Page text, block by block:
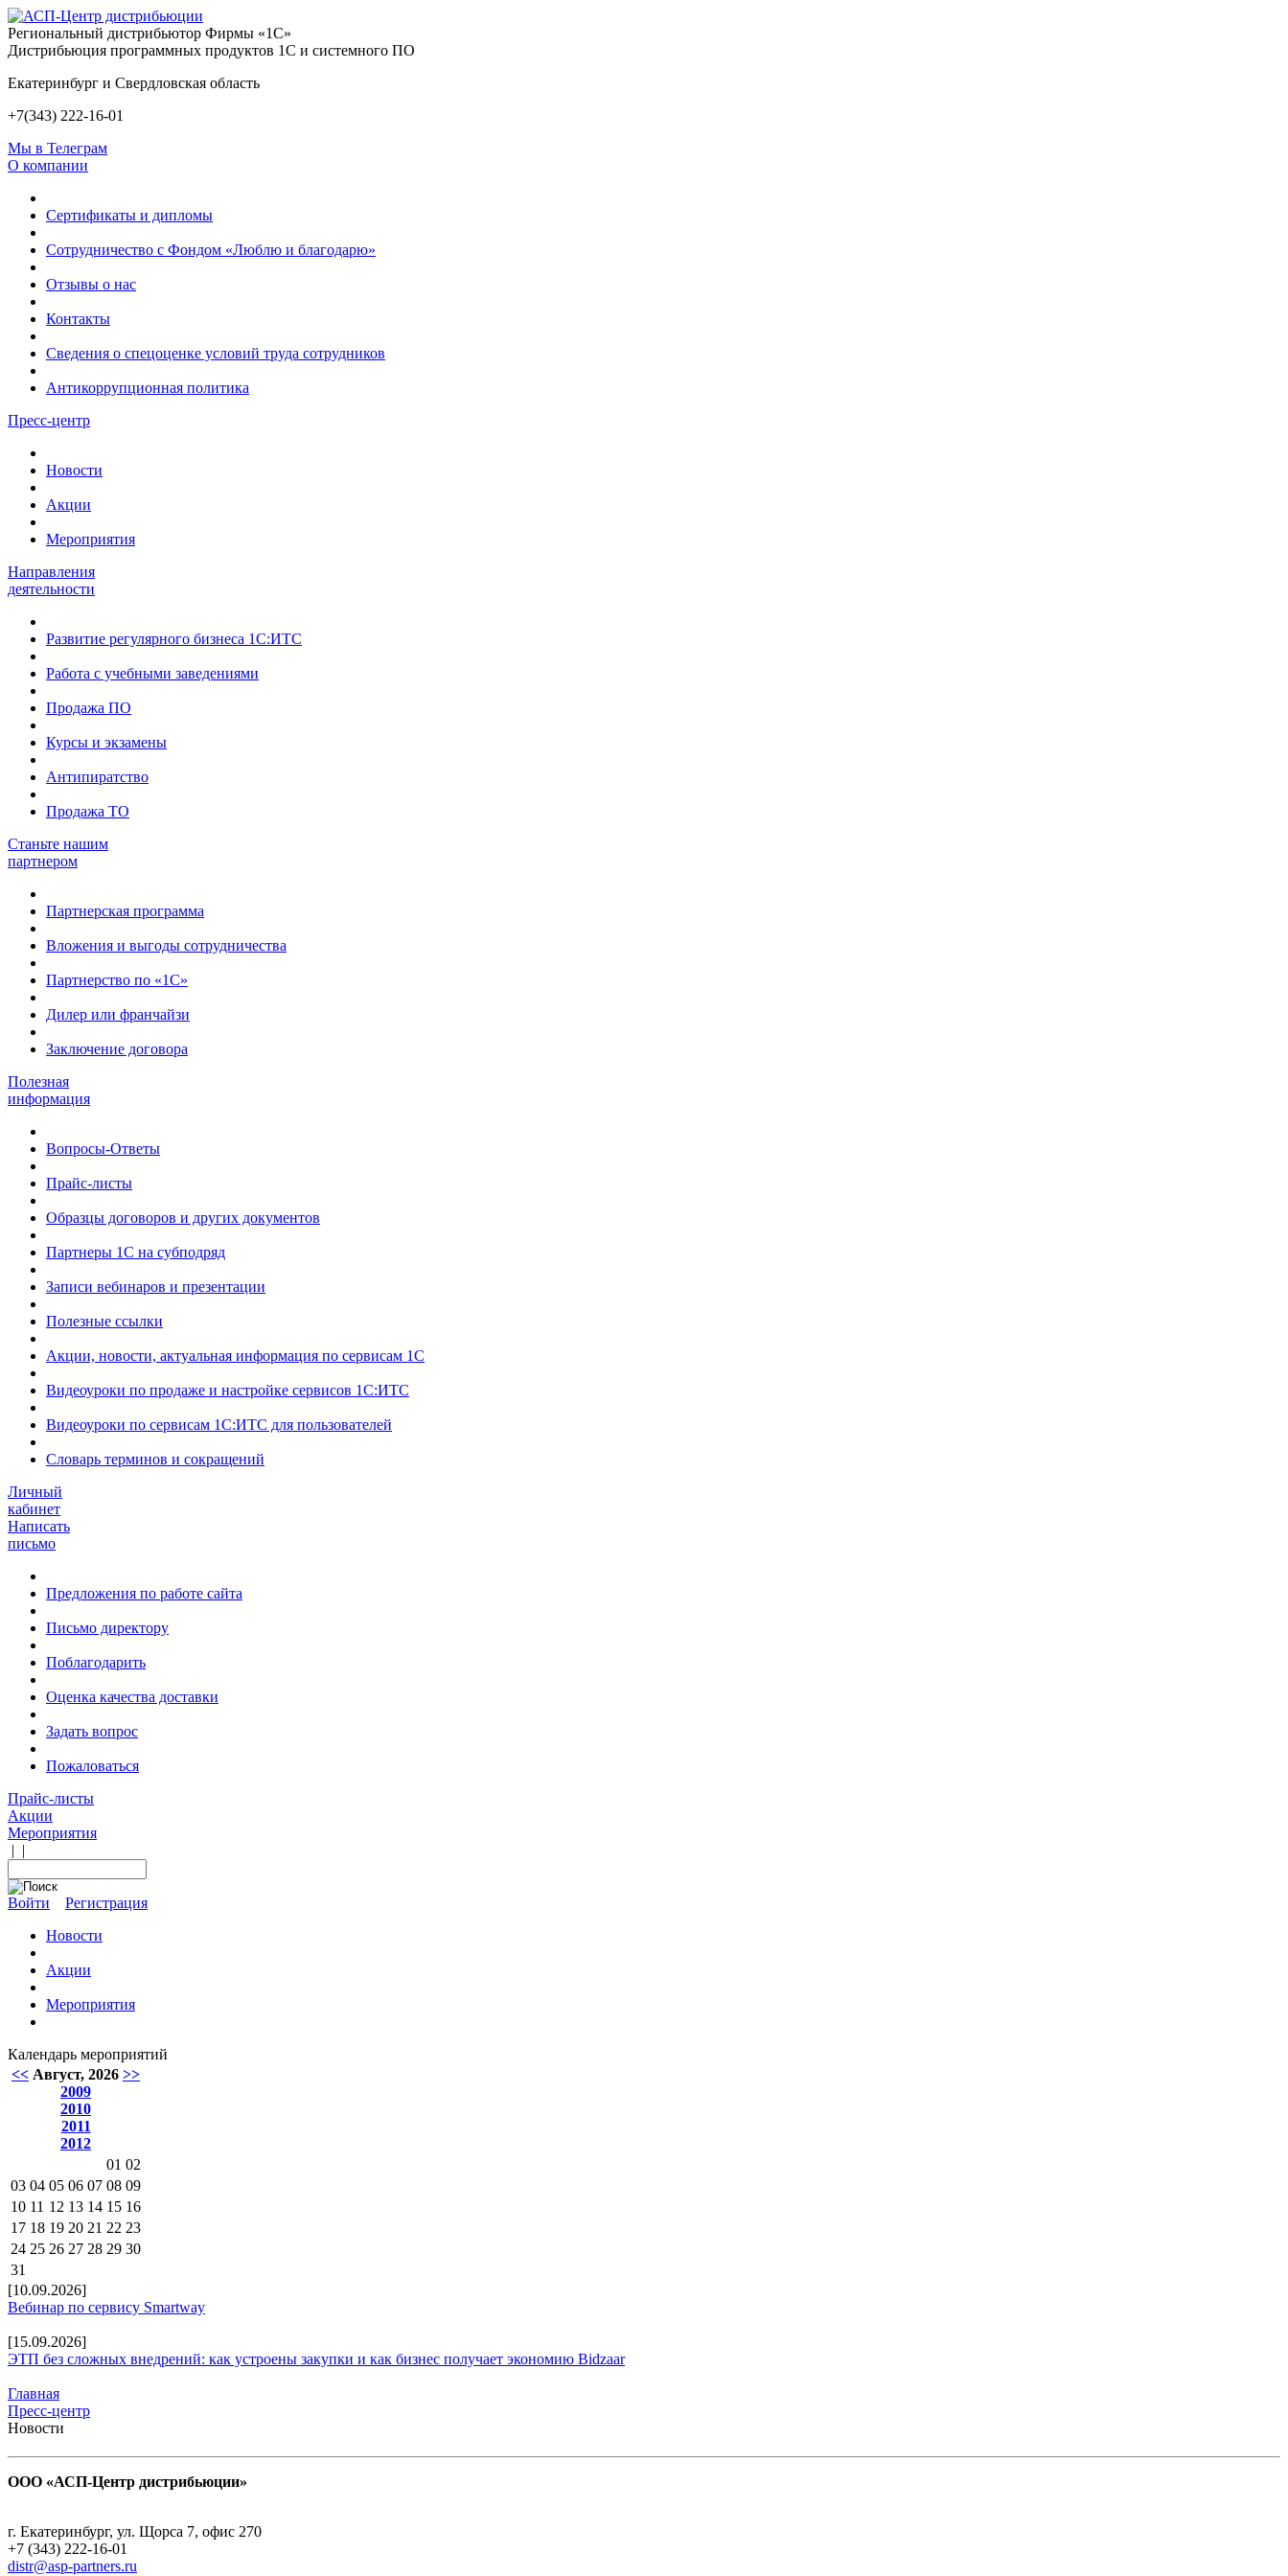
Региональный дистрибьютор Фирмы «1С»
Дистрибьюция программных продуктов 1С и системного ПО
Екатеринбург и Свердловская область
+7(343) 222-16-01
Мы в Телеграм
О компании
Сертификаты и дипломы
Сотрудничество с Фондом «Люблю и благодарю»
Отзывы о нас
Контакты
Сведения о спецоценке условий труда сотрудников
Антикоррупционная политика
Пресс-центр
Новости
Акции
Мероприятия
Направления
деятельности
Развитие регулярного бизнеса 1С:ИТС
Работа с учебными заведениями
Продажа ПО
Курсы и экзамены
Антипиратство
Продажа ТО
Станьте нашим
партнером
Партнерская программа
Вложения и выгоды сотрудничества
Партнерство по «1С»
Дилер или франчайзи
Заключение договора
Полезная
информация
Вопросы-Ответы
Прайс-листы
Образцы договоров и других документов
Партнеры 1С на субподряд
Записи вебинаров и презентации
Полезные ссылки
Акции, новости, актуальная информация по сервисам 1С
Видеоуроки по продаже и настройке сервисов 1С:ИТС
Видеоуроки по сервисам 1С:ИТС для пользователей
Словарь терминов и сокращений
Личный
кабинет
Написать
письмо
Предложения по работе сайта
Письмо директору
Поблагодарить
Оценка качества доставки
Задать вопрос
Пожаловаться
Прайс-листы
Акции
Мероприятия
| |
Войти
Регистрация
Новости
Акции
Мероприятия
Календарь мероприятий
<< Август, 2026 >>
2009
2010
2011
2012
01 02
03 04 05 06 07 08 09
10 11 12 13 14 15 16
17 18 19 20 21 22 23
24 25 26 27 28 29 30
31
[10.09.2026]
Вебинар по сервису Smartway
[15.09.2026]
ЭТП без сложных внедрений: как устроены закупки и как бизнес получает экономию Bidzaar
Главная
Пресс-центр
Новости
ООО «АСП-Центр дистрибьюции»
г. Екатеринбург, ул. Щорса 7, офис 270
+7 (343) 222-16-01
distr@asp-partners.ru